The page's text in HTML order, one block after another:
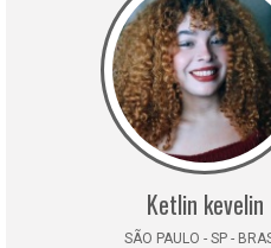
Ketlin kevelin
SÃO PAULO - SP -